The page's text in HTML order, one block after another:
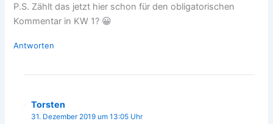
P.S. Zählt das jetzt hier schon für den obligatorischen
Kommentar in KW 1? 😀
Antworten
Torsten
31. Dezember 2019 um 13:05 Uhr